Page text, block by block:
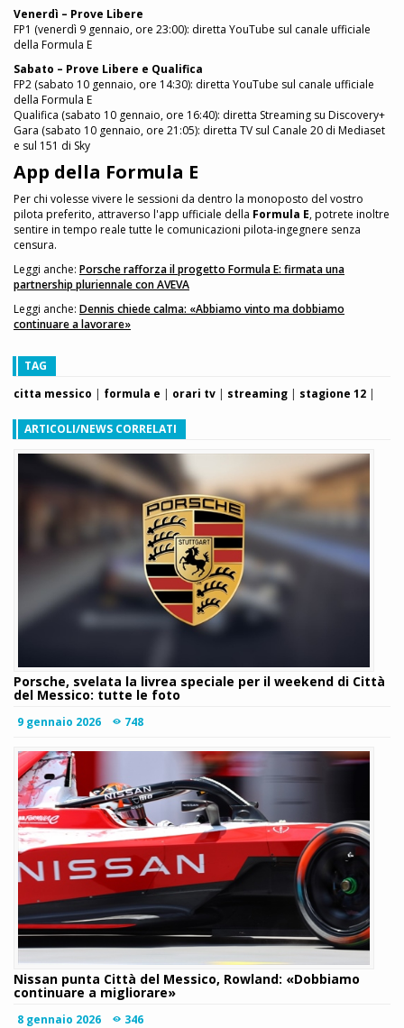
Venerdì – Prove Libere
FP1 (venerdì 9 gennaio, ore 23:00): diretta YouTube sul canale ufficiale
della Formula E
Sabato – Prove Libere e Qualifica
FP2 (sabato 10 gennaio, ore 14:30): diretta YouTube sul canale ufficiale
della Formula E
Qualifica (sabato 10 gennaio, ore 16:40): diretta Streaming su Discovery+
Gara (sabato 10 gennaio, ore 21:05): diretta TV sul Canale 20 di Mediaset
e sul 151 di Sky
App della Formula E
Per chi volesse vivere le sessioni da dentro la monoposto del vostro
pilota preferito, attraverso l'app ufficiale della Formula E, potrete inoltre
sentire in tempo reale tutte le comunicazioni pilota-ingegnere senza
censura.
Leggi anche: Porsche rafforza il progetto Formula E: firmata una
partnership pluriennale con AVEVA
Leggi anche: Dennis chiede calma: «Abbiamo vinto ma dobbiamo
continuare a lavorare»
TAG
citta messico | formula e | orari tv | streaming | stagione 12 |
ARTICOLI/NEWS CORRELATI
Porsche, svelata la livrea speciale per il weekend di Città
del Messico: tutte le foto
9 gennaio 2026 748
Nissan punta Città del Messico, Rowland: «Dobbiamo
continuare a migliorare»
8 gennaio 2026 346